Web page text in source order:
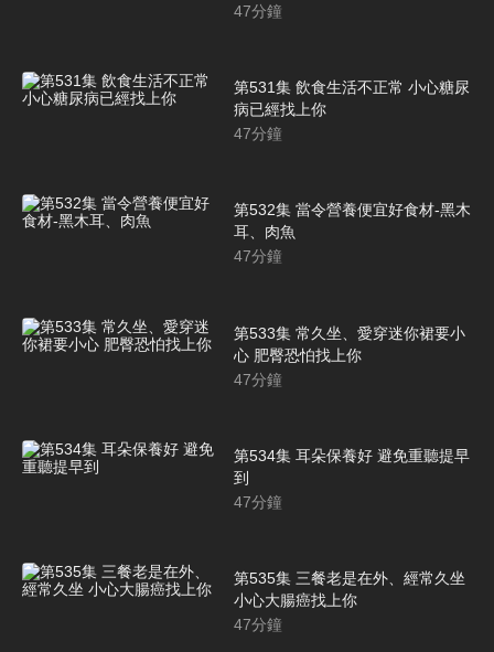
47分鐘
第531集 飲食生活不正常 小心糖尿
病已經找上你
47分鐘
第532集 當令營養便宜好食材-黑木
耳、肉魚
47分鐘
第533集 常久坐、愛穿迷你裙要小
心 肥臀恐怕找上你
47分鐘
第534集 耳朵保養好 避免重聽提早
到
47分鐘
第535集 三餐老是在外、經常久坐
小心大腸癌找上你
47分鐘